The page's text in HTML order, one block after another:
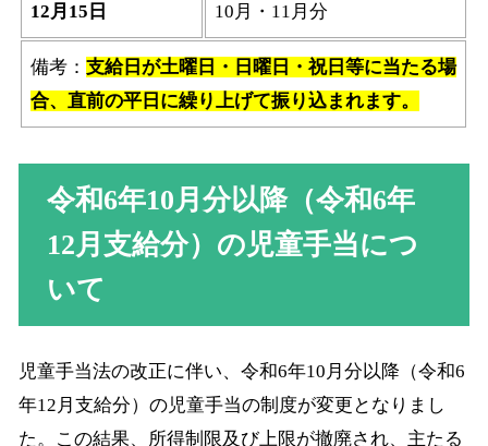
12月15日 10月・11月分
備考：支給日が土曜日・日曜日・祝日等に当たる場
合、直前の平日に繰り上げて振り込まれます。
令和6年10月分以降（令和6年
12月支給分）の児童手当につ
いて
児童手当法の改正に伴い、令和6年10月分以降（令和6
年12月支給分）の児童手当の制度が変更となりまし
た。この結果、所得制限及び上限が撤廃され、主たる